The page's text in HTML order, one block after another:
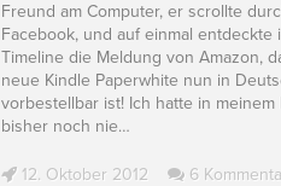
Freund am Computer, er scrollte
Facebook, und auf einmal entdeckte
Timeline die Meldung von Amazon,
neue Kindle Paperwhite nun in
vorbestellbar ist! Ich hatte in meinem
bisher noch nie…
12. Oktober 2012 6